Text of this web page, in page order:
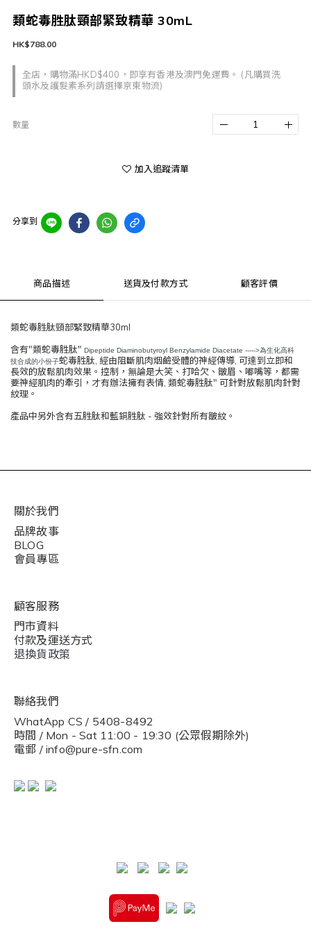
類蛇毒胜肽頸部緊致精華 30mL
全店，購物滿HKD$400，即享有香港及澳門免運費。 (凡購買洗
頭水及護髮素系列請選擇京東物流)
HK$788.00
數量
加入追蹤清單
分享到
商品描述 送貨及付款方式 顧客評價
類蛇毒胜肽頸部緊致精華30ml
含有"類蛇毒胜肽" Dipeptide Diaminobutyroyl Benzylamide Diacetate ----->為生化高科
技合成的小份子蛇毒胜肽, 經由阻斷肌肉烟鹼受體的神經傳導, 可達到立即和
長效的放鬆肌肉效果。控制，無論是大笑、打哈欠、皺眉、嘟嘴等，都需
要神經肌肉的牽引，才有辦法擁有表情, 類蛇毒胜肽" 可針對放鬆肌肉針對
紋理。
產品中另外含有五胜肽和藍銅胜肽 - 強效針對所有皺紋。
關於我們
品牌故事
BLOG
會員專區
顧客服務
門市資料
付款及運送方式
退換貨政策
聯絡我們
WhatApp CS / 5408-8492
時間 / Mon - Sat 11:00 - 19:30 (公眾假期除外)
電郵 / info@pure-sfn.com